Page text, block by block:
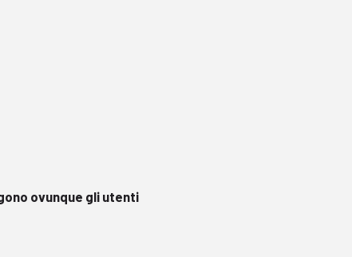
ovunque gli utenti